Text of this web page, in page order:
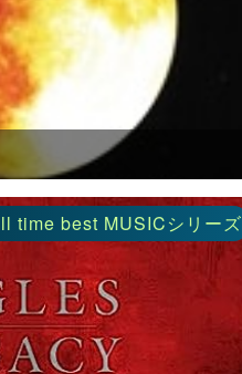
time best MUSICシリーズ